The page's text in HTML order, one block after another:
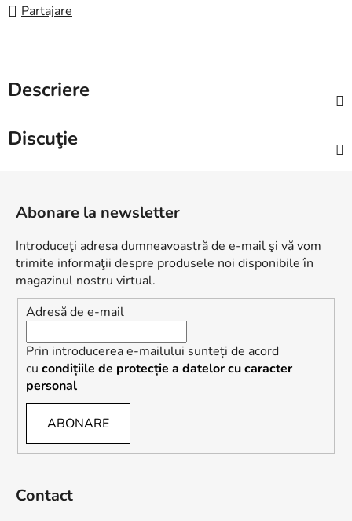
Partajare
Descriere
Discuţie
Abonare la newsletter
Introduceţi adresa dumneavoastră de e-mail şi vă vom
trimite informaţii despre produsele noi disponibile în
magazinul nostru virtual.
Adresă de e-mail
Prin introducerea e-mailului sunteți de acord
cu condițiile de protecție a datelor cu caracter
personal
ABONARE
Contact